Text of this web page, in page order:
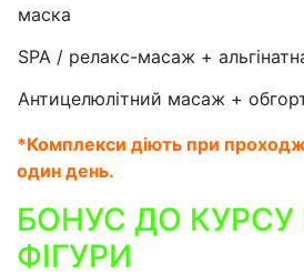
маска
SPA / релакс-масаж +
Антицелюлітний масаж +
*Комплекси діють при
один день.
БОНУС ДО КУРСУ
ФІГУРИ